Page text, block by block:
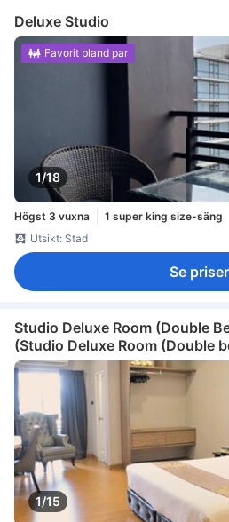
Deluxe Studio
1/18
Favorit bland par
Högst 3 vuxna
1 super king size-säng
Utsikt: Stad
Se priser
Studio Deluxe Room (Double
(Studio Deluxe Room (Double
1/15